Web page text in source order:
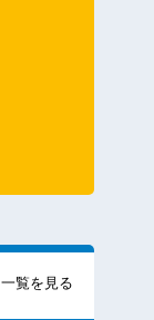
一覧を見る